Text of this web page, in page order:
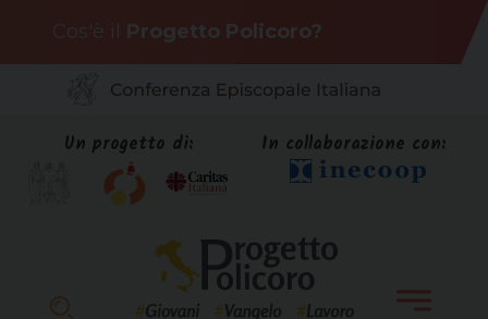
content
Cos'è il Progetto Policoro?
Un progetto di: In collaborazione con: